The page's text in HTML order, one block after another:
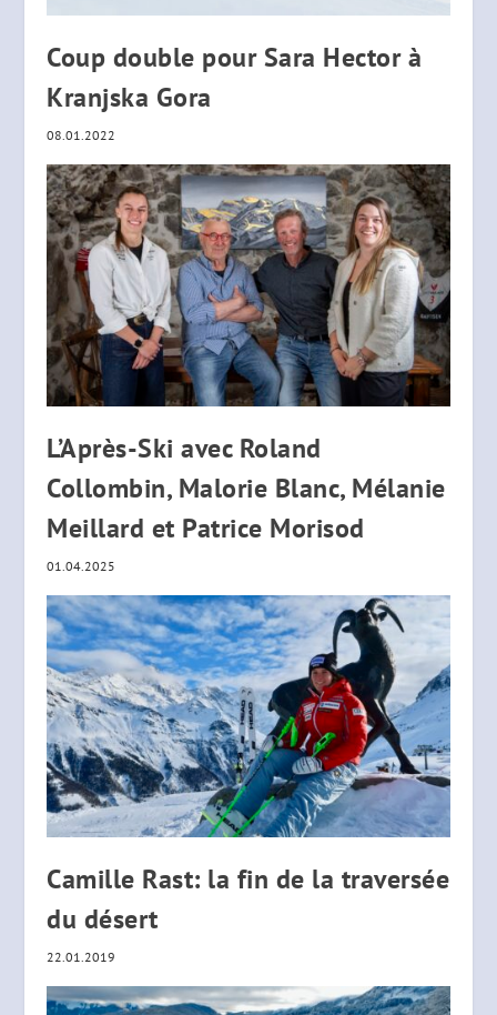
Coup double pour Sara Hector à
Kranjska Gora
08.01.2022
L’Après-Ski avec Roland
Collombin, Malorie Blanc, Mélanie
Meillard et Patrice Morisod
01.04.2025
Camille Rast: la fin de la traversée
du désert
22.01.2019